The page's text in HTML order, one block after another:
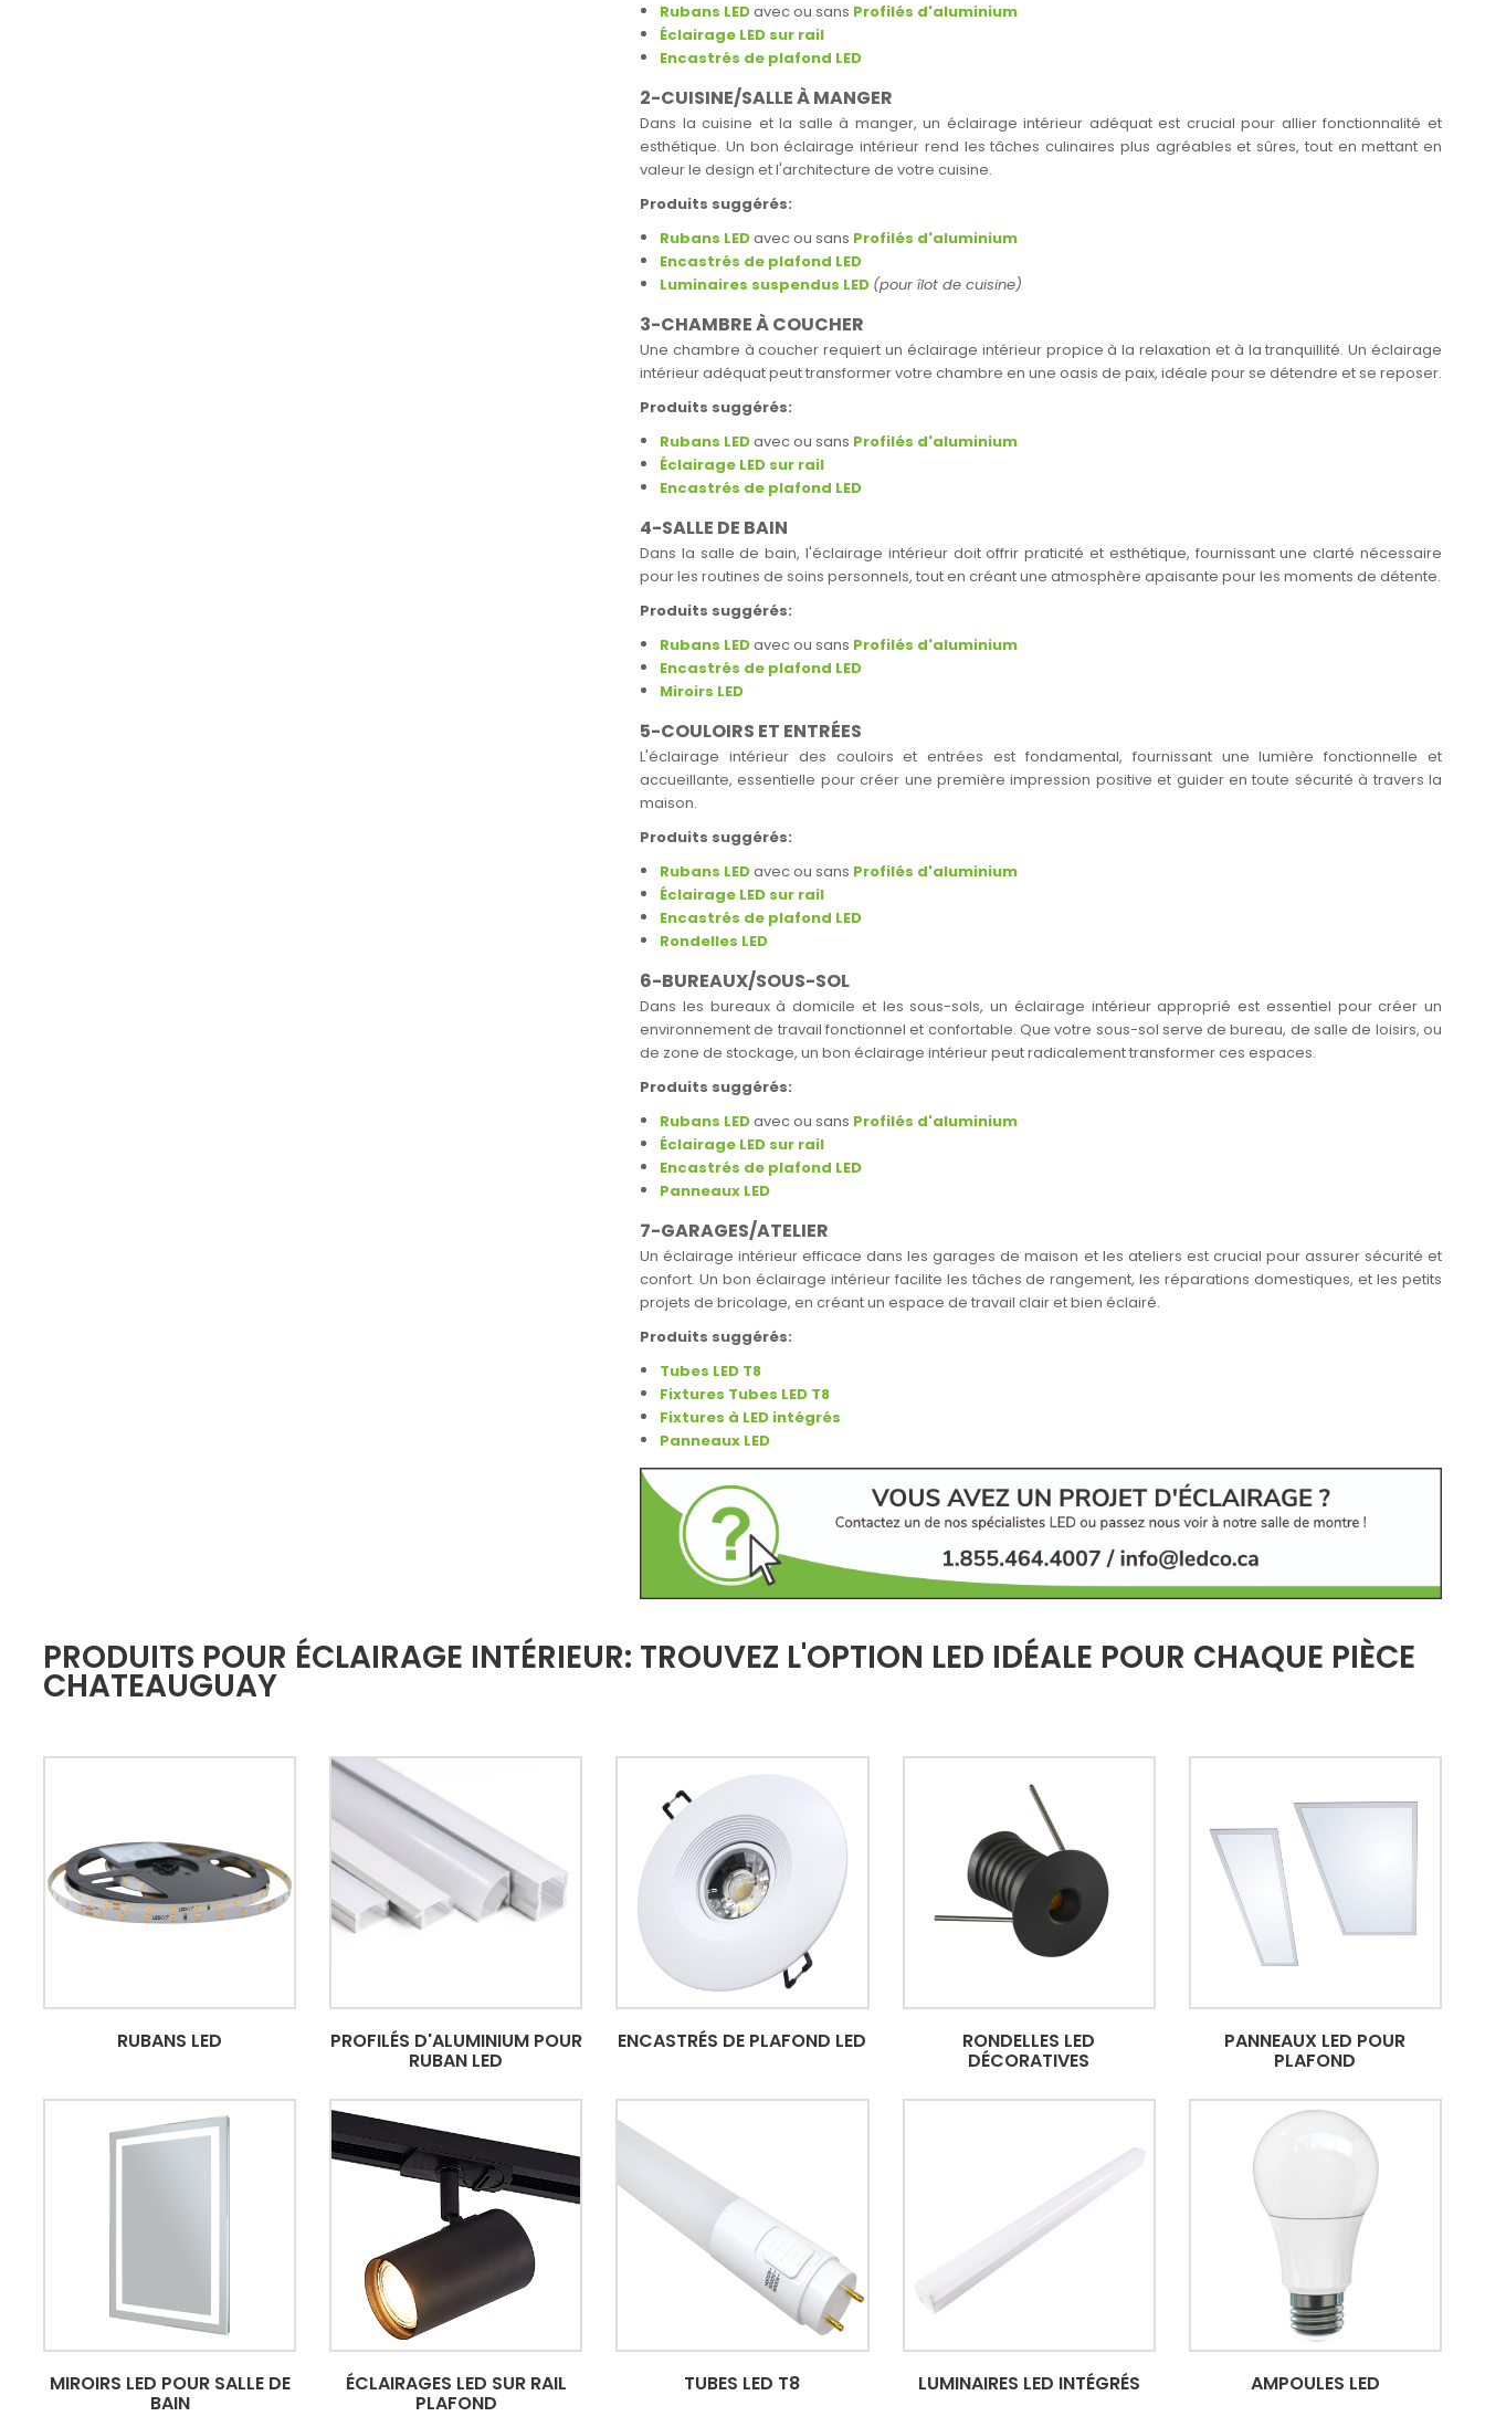
Rubans LEDavec ou sans Profilés d'aluminium
Éclairage LED sur rail
Encastrés de plafond LED
2-CUISINE/SALLE À MANGER
Dans la cuisine et la salle à manger, un éclairage intérieur adéquat est crucial pour allier fonctionnalité et
esthétique. Un bon éclairage intérieur rend les tâches culinaires plus agréables et sûres, tout en mettant en
valeur le design et l'architecture de votre cuisine.
Produits suggérés:
Rubans LEDavec ou sans Profilés d'aluminium
Encastrés de plafond LED
Luminaires suspendus LED (pour îlot de cuisine)
3-CHAMBRE À COUCHER
Une chambre à coucher requiert un éclairage intérieur propice à la relaxation et à la tranquillité. Un éclairage
intérieur adéquat peut transformer votre chambre en une oasis de paix, idéale pour se détendre et se reposer.
Produits suggérés:
Rubans LEDavec ou sans Profilés d'aluminium
Éclairage LED sur rail
Encastrés de plafond LED
4-SALLE DE BAIN
Dans la salle de bain, l'éclairage intérieur doit offrir praticité et esthétique, fournissant une clarté nécessaire
pour les routines de soins personnels, tout en créant une atmosphère apaisante pour les moments de détente.
Produits suggérés:
Rubans LEDavec ou sans Profilés d'aluminium
Encastrés de plafond LED
Miroirs LED
5-COULOIRS ET ENTRÉES
L'éclairage intérieur des couloirs et entrées est fondamental, fournissant une lumière fonctionnelle et
accueillante, essentielle pour créer une première impression positive et guider en toute sécurité à travers la
maison.
Produits suggérés:
Rubans LEDavec ou sans Profilés d'aluminium
Éclairage LED sur rail
Encastrés de plafond LED
Rondelles LED
6-BUREAUX/SOUS-SOL
Dans les bureaux à domicile et les sous-sols, un éclairage intérieur approprié est essentiel pour créer un
environnement de travail fonctionnel et confortable. Que votre sous-sol serve de bureau, de salle de loisirs, ou
de zone de stockage, un bon éclairage intérieur peut radicalement transformer ces espaces.
Produits suggérés:
Rubans LEDavec ou sans Profilés d'aluminium
Éclairage LED sur rail
Encastrés de plafond LED
Panneaux LED
7-GARAGES/ATELIER
Un éclairage intérieur efficace dans les garages de maison et les ateliers est crucial pour assurer sécurité et
confort. Un bon éclairage intérieur facilite les tâches de rangement, les réparations domestiques, et les petits
projets de bricolage, en créant un espace de travail clair et bien éclairé.
Produits suggérés:
Tubes LED T8
Fixtures Tubes LED T8
Fixtures à LED intégrés
Panneaux LED
PRODUITS POUR ÉCLAIRAGE INTÉRIEUR: TROUVEZ L'OPTION LED IDÉALE POUR CHAQUE PIÈCE
CHATEAUGUAY
RUBANS LED PROFILÉS D'ALUMINIUM POUR
RUBAN LED
ENCASTRÉS DE PLAFOND LED RONDELLES LED
DÉCORATIVES
PANNEAUX LED POUR
PLAFOND
MIROIRS LED POUR SALLE DE
BAIN
ÉCLAIRAGES LED SUR RAIL
PLAFOND
TUBES LED T8 LUMINAIRES LED INTÉGRÉS AMPOULES LED